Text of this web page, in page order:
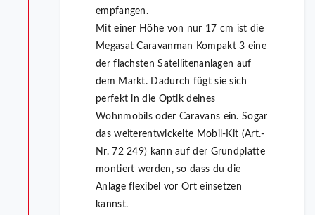
empfangen.
Mit einer Höhe von nur 17 cm ist die
Megasat Caravanman Kompakt 3 eine
der flachsten Satellitenanlagen auf
dem Markt. Dadurch fügt sie sich
perfekt in die Optik deines
Wohnmobils oder Caravans ein. Sogar
das weiterentwickelte Mobil-Kit (Art.-
Nr. 72 249) kann auf der Grundplatte
montiert werden, so dass du die
Anlage flexibel vor Ort einsetzen
kannst.